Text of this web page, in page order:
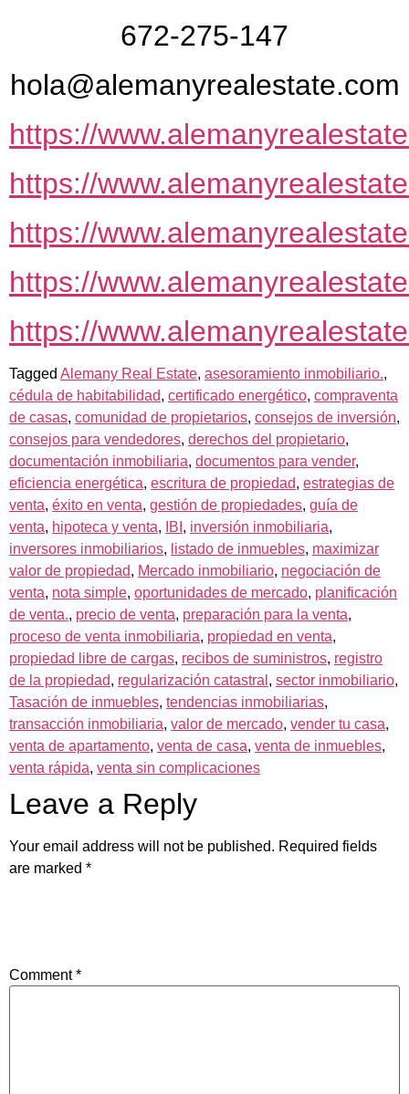
672-275-147
hola@alemanyrealestate.com
https://
https://
https://
https://
https://
Tagged Alemany Real Estate, asesoramiento inmobiliario.,
cédula de habitabilidad, certificado energético, compraventa
de casas, comunidad de propietarios, consejos de inversión,
consejos para vendedores, derechos del propietario,
documentación inmobiliaria, documentos para vender,
eficiencia energética, escritura de propiedad, estrategias de
venta, éxito en venta, gestión de propiedades, guía de
venta, hipoteca y venta, IBI , inversión inmobiliaria,
inversores inmobiliarios, listado de inmuebles, maximizar
valor de propiedad, Mercado inmobiliario, negociación de
venta, nota simple, oportunidades de mercado, planificación
de venta., precio de venta, preparación para la venta,
proceso de venta inmobiliaria, propiedad en venta,
propiedad libre de cargas, recibos de suministros, registro
de la propiedad, regularización catastral , sector inmobiliario,
Tasación de inmuebles, tendencias inmobiliarias,
transacción inmobiliaria, valor de mercado, vender tu casa,
venta de apartamento, venta de casa, venta de inmuebles,
venta rápida, venta sin complicaciones
Leave a Reply
Your email address will not be published. Required fields
are marked *
Comment*